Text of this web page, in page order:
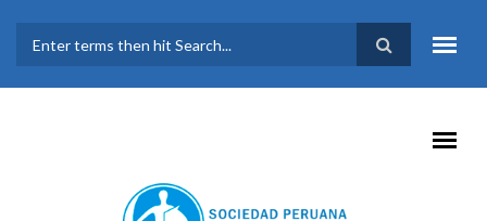
FORMULARIO DE
BÚSQUEDA